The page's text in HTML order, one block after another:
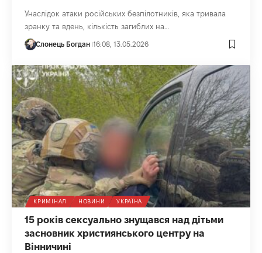
Унаслідок атаки російських безпілотників, яка тривала
зранку та вдень, кількість загиблих на…
Слонець Богдан 16:08, 13.05.2026
КРИМІНАЛ НОВИНИ УКРАЇНА
15 років сексуально знущався над дітьми
засновник християнського центру на
Вінничині